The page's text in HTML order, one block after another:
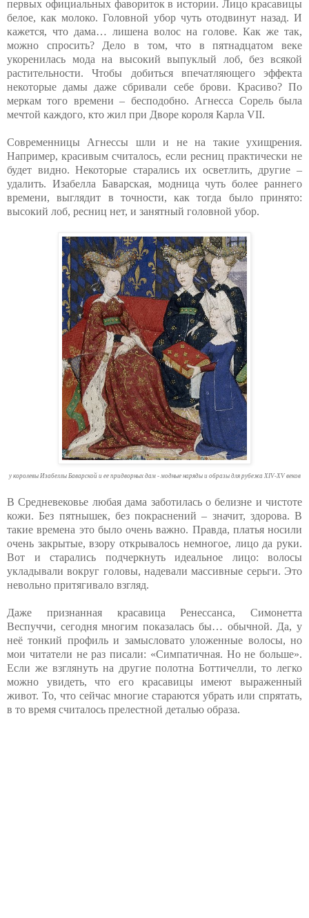
первых официальных фавориток в истории. Лицо красавицы
белое, как молоко. Головной убор чуть отодвинут назад. И
кажется, что дама… лишена волос на голове. Как же так,
можно спросить? Дело в том, что в пятнадцатом веке
укоренилась мода на высокий выпуклый лоб, без всякой
растительности. Чтобы добиться впечатляющего эффекта
некоторые дамы даже сбривали себе брови. Красиво? По
меркам того времени – бесподобно. Агнесса Сорель была
мечтой каждого, кто жил при Дворе короля Карла VII.
Современницы Агнессы шли и не на такие ухищрения.
Например, красивым считалось, если ресниц практически не
будет видно. Некоторые старались их осветлить, другие –
удалить. Изабелла Баварская, модница чуть более раннего
времени, выглядит в точности, как тогда было принято:
высокий лоб, ресниц нет, и занятный головной убор.
у королевы Изабеллы Баварской и ее придворных дам - модные наряды и образы для рубежа XIV-XV веков
В Средневековье любая дама заботилась о белизне и чистоте
кожи. Без пятнышек, без покраснений – значит, здорова. В
такие времена это было очень важно. Правда, платья носили
очень закрытые, взору открывалось немногое, лицо да руки.
Вот и старались подчеркнуть идеальное лицо: волосы
укладывали вокруг головы, надевали массивные серьги. Это
невольно притягивало взгляд.
Даже признанная красавица Ренессанса, Симонетта
Веспуччи, сегодня многим показалась бы… обычной. Да, у
неё тонкий профиль и замысловато уложенные волосы, но
мои читатели не раз писали: «Симпатичная. Но не больше».
Если же взглянуть на другие полотна Боттичелли, то легко
можно увидеть, что его красавицы имеют выраженный
живот. То, что сейчас многие стараются убрать или спрятать,
в то время считалось прелестной деталью образа.